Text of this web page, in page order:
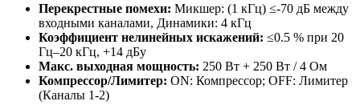
Перекрестные помехи: Микшер: (1 кГц) ≤-70 дБ между
входными каналами, Динамики: 4 кГц
Коэффициент нелинейных искажений: ≤0.5 % при 20
Гц–20 кГц, +14 дБу
Макс. выходная мощность: 250 Вт + 250 Вт / 4 Ом
Компрессор/Лимитер: ON: Компрессор; OFF: Лимитер
(Каналы 1-2)